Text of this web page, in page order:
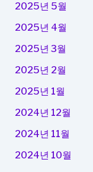
2025년 5월
2025년 4월
2025년 3월
2025년 2월
2025년 1월
2024년 12월
2024년 11월
2024년 10월